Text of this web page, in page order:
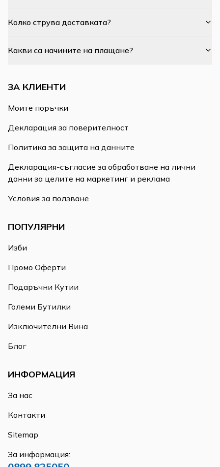
Колко струва доставката?
Какви са начините на плащане?
ЗА КЛИЕНТИ
Моите поръчки
Декларация за поверителност
Политика за защита на данните
Декларация-съгласие за обработване на лични
данни за целите на маркетинг и реклама
Условия за ползване
ПОПУЛЯРНИ
Изби
Промо Оферти
Подаръчни Кутии
Големи Бутилки
Изключителни Вина
Блог
ИНФОРМАЦИЯ
За нас
Контакти
Sitemap
За информация: